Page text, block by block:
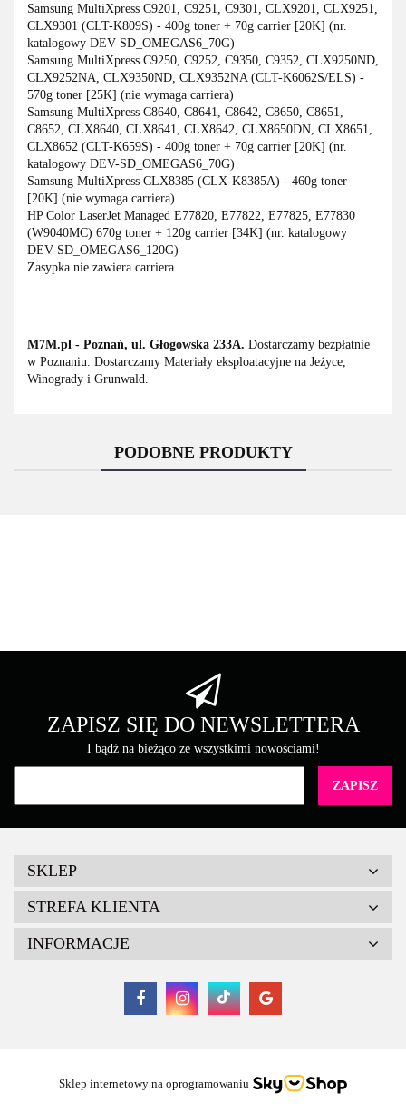
Samsung MultiXpress C9201, C9251, C9301, CLX9201, CLX9251,
CLX9301 (CLT-K809S) - 400g toner + 70g carrier [20K] (nr.
katalogowy DEV-SD_OMEGAS6_70G)
Samsung MultiXpress C9250, C9252, C9350, C9352, CLX9250ND,
CLX9252NA, CLX9350ND, CLX9352NA (CLT-K6062S/ELS) -
570g toner [25K] (nie wymaga carriera)
Samsung MultiXpress C8640, C8641, C8642, C8650, C8651,
C8652, CLX8640, CLX8641, CLX8642, CLX8650DN, CLX8651,
CLX8652 (CLT-K659S) - 400g toner + 70g carrier [20K] (nr.
katalogowy DEV-SD_OMEGAS6_70G)
Samsung MultiXpress CLX8385 (CLX-K8385A) - 460g toner
[20K] (nie wymaga carriera)
HP Color LaserJet Managed E77820, E77822, E77825, E77830
(W9040MC) 670g toner + 120g carrier [34K] (nr. katalogowy
DEV-SD_OMEGAS6_120G)
Zasypka nie zawiera carriera.
M7M.pl - Poznań, ul. Głogowska 233A. Dostarczamy bezpłatnie
w Poznaniu. Dostarczamy Materiały eksploatacyjne na Jeżyce,
Winogrady i Grunwald.
PODOBNE PRODUKTY
Brother
Cartridge Web
ZAPISZ SIĘ DO NEWSLETTERA
I bądź na bieżąco ze wszystkimi nowościami!
SKLEP
STREFA KLIENTA
INFORMACJE
Sklep internetowy na oprogramowaniu